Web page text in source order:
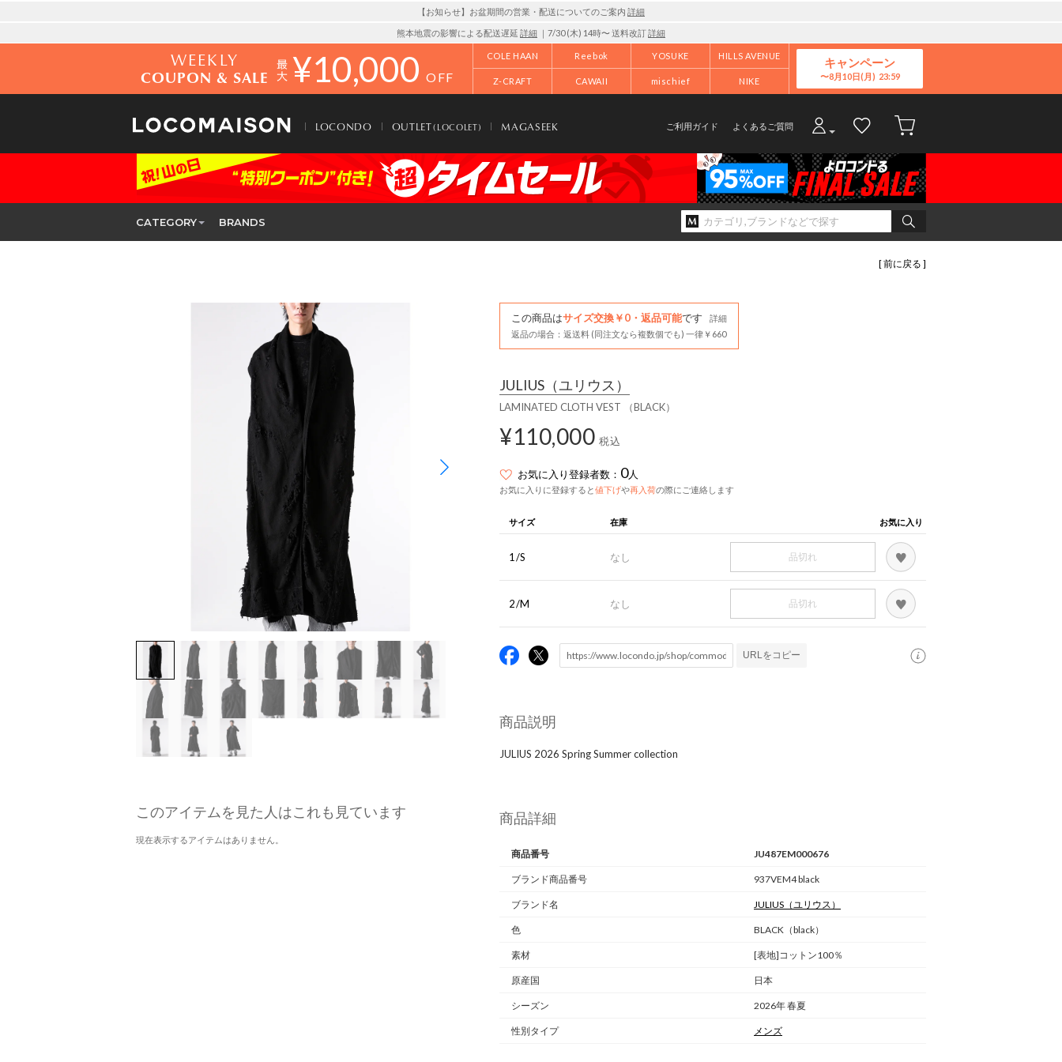
【お知らせ】お盆期間の営業・配送についてのご案内 詳細
熊本地震の影響による配送遅延 詳細 ｜7/30 (木) 14時〜 送料改訂詳細
WEEKLY
COUPON & SALE ¥10,000 OFF
COLE HAAN Reebok YOSUKE HILLS AVENUE
Z-CRAFT CAWAII mischief NIKE
キャンペーン
8月10日(月)
LOCONDO OUTLET(LOCOLET) MAGASEEK ご利用ガイド よくあるご質問
CATEGORY BRANDS
[ 前に戻る ]
このアイテムを見た人はこれも見ています
現在表示するアイテムはありません。
この商品はサイズ交換￥0・返品可能です
詳細
返品の場合：返送料 (同注文なら複数個でも) 一律￥660
JULIUS （ユリウス）
LAMINATED CLOTH VEST （BLACK）
¥110,000 税込
お気に入り登録者数： 0人
お気に入りに登録すると値下げや再入荷の際にご連絡します
サイズ 在庫 お気に入り
1/S なし 品切れ
2/M なし 品切れ
URLをコピー
商品説明
JULIUS 2026 Spring Summer collection
商品詳細
商品番号 JU487EM000676
ブランド商品番号 937VEM4 black
ブランド名 JULIUS （ユリウス）
色 BLACK（black）
素材 [表地]コットン100％
原産国 日本
シーズン 2026年 春夏
性別タイプ メンズ